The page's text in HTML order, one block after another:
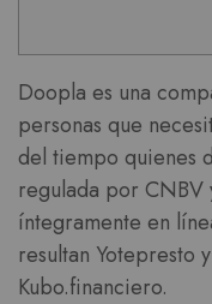
Doopla es una
personas que
del tiempo quienes
regulada por
íntegramente en
resultan Yotepresto
Kubo.financiero.